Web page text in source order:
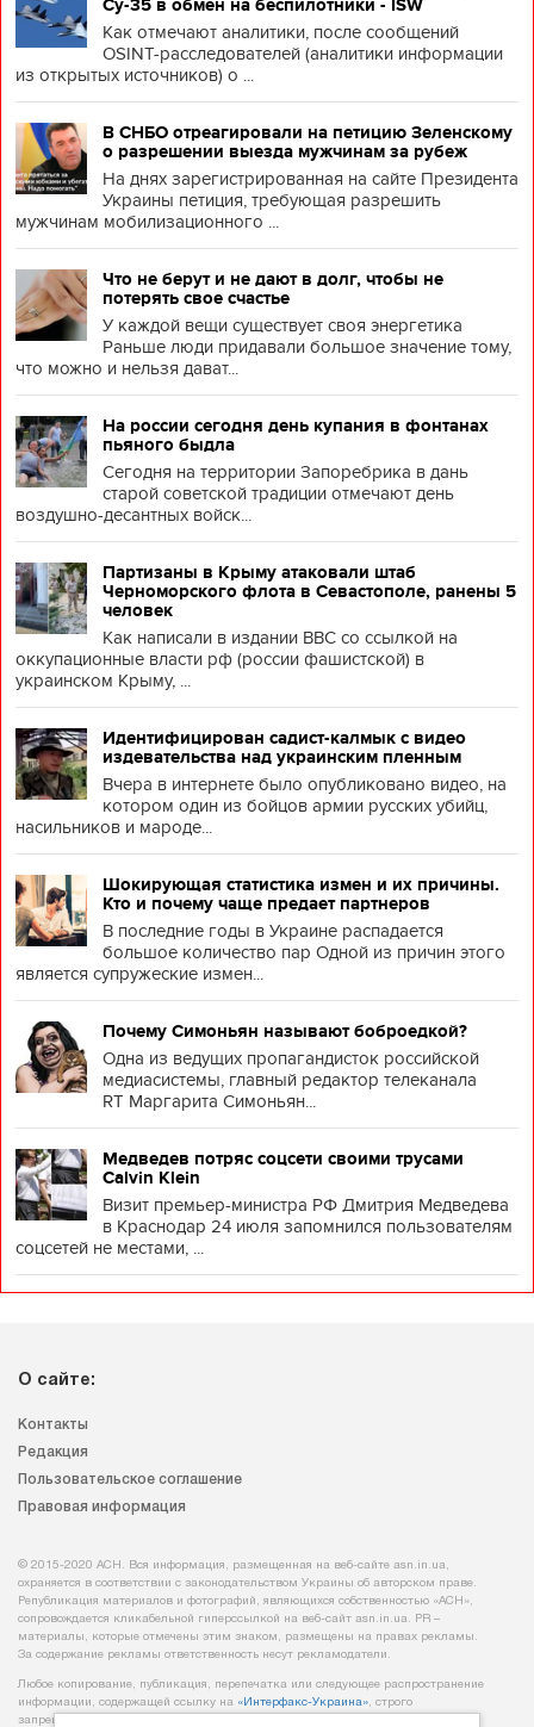
Су-35 в обмен на беспилотники - ISW
Как отмечают аналитики, после сообщений
OSINT-расследователей (аналитики информации
из открытых источников) о ...
В СНБО отреагировали на петицию Зеленскому
о разрешении выезда мужчинам за рубеж
На днях зарегистрированная на сайте Президента
Украины петиция, требующая разрешить
мужчинам мобилизационного ...
Что не берут и не дают в долг, чтобы не
потерять свое счастье
У каждой вещи существует своя энергетика
Раньше люди придавали большое значение тому,
что можно и нельзя дават...
На россии сегодня день купания в фонтанах
пьяного быдла
Сегодня на территории Запоребрика в дань
старой советской традиции отмечают день
воздушно-десантных войск...
Партизаны в Крыму атаковали штаб
Черноморского флота в Севастополе, ранены 5
человек
Как написали в издании BBC со ссылкой на
оккупационные власти рф (россии фашистской) в
украинском Крыму, ...
Идентифицирован садист-калмык с видео
издевательства над украинским пленным
Вчера в интернете было опубликовано видео, на
котором один из бойцов армии русских убийц,
насильников и мароде...
Шокирующая статистика измен и их причины.
Кто и почему чаще предает партнеров
В последние годы в Украине распадается
большое количество пар Одной из причин этого
является супружеские измен...
Почему Симоньян называют боброедкой?
Одна из ведущих пропагандисток российской
медиасистемы, главный редактор телеканала
RT Маргарита Симоньян...
Медведев потряс соцсети своими трусами
Calvin Klein
Визит премьер-министра РФ Дмитрия Медведева
в Краснодар 24 июля запомнился пользователям
соцсетей не местами, ...
О сайте:
Контакты
Редакция
Пользовательское соглашение
Правовая информация
© 2015-2020 АСН. Вся информация, размещенная на веб-сайте asn.in.ua,
охраняется в соответствии с законодательством Украины об авторском праве.
Републикация материалов и фотографий, являющихся собственностью «АСН»,
сопровождается кликабельной гиперссылкой на веб-сайт asn.іn.ua. PR –
материалы, которые отмечены этим знаком, размещены на правах рекламы.
За содержание рекламы ответственность несут рекламодатели.
Любое копирование, публикация, перепечатка или следующее распространение
информации, содержащей ссылку на «Интерфакс-Украина», строго
запрещается.